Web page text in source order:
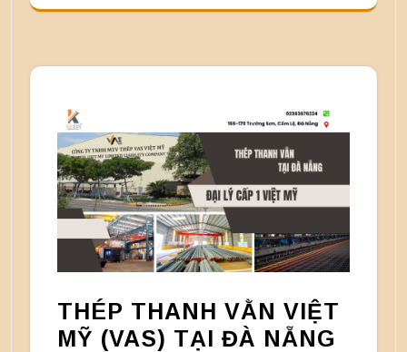
THÉP THANH VẰN VIỆT
MỸ (VAS) TẠI ĐÀ NẴNG